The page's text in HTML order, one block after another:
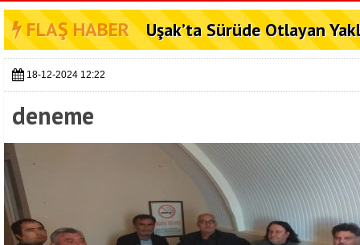
FLAŞ HABER Uşak’ta Sürüde Otlayan
18-12-2024 12:22
deneme